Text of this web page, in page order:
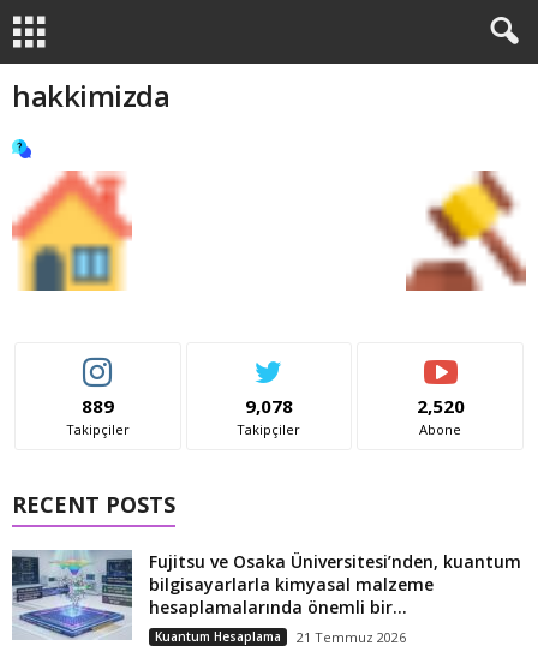
hakkimizda
889
Takipçiler
9,078
Takipçiler
2,520
Abone
RECENT POSTS
Fujitsu ve Osaka Üniversitesi’nden, kuantum
bilgisayarlarla kimyasal malzeme
hesaplamalarında önemli bir...
Kuantum Hesaplama 21 Temmuz 2026